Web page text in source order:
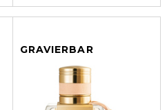
GRAVIERBAR